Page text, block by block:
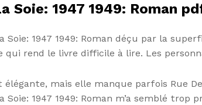
Soie: 1947 1949: Roman
Soie: 1947 1949: Roman déçu par la
qui rend le livre difficile à lire. Les
élégante, mais elle manque parfois Rue
Soie: 1947 1949: Roman m’a semblé trop